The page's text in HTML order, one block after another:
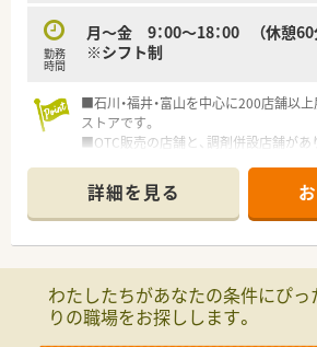
勤務
時間
月～金 9：00～18：00 （休憩60
※シフト制
■石川・福井・富山を中心に200店舗以
ストアです。
■OTC販売の店舗と、調剤併設店舗があ
■年収重視・ワークライフバランス重視
方がございます。
詳細を見る
わたしたちがあなたの条件にぴっ
りの職場をお探しします。